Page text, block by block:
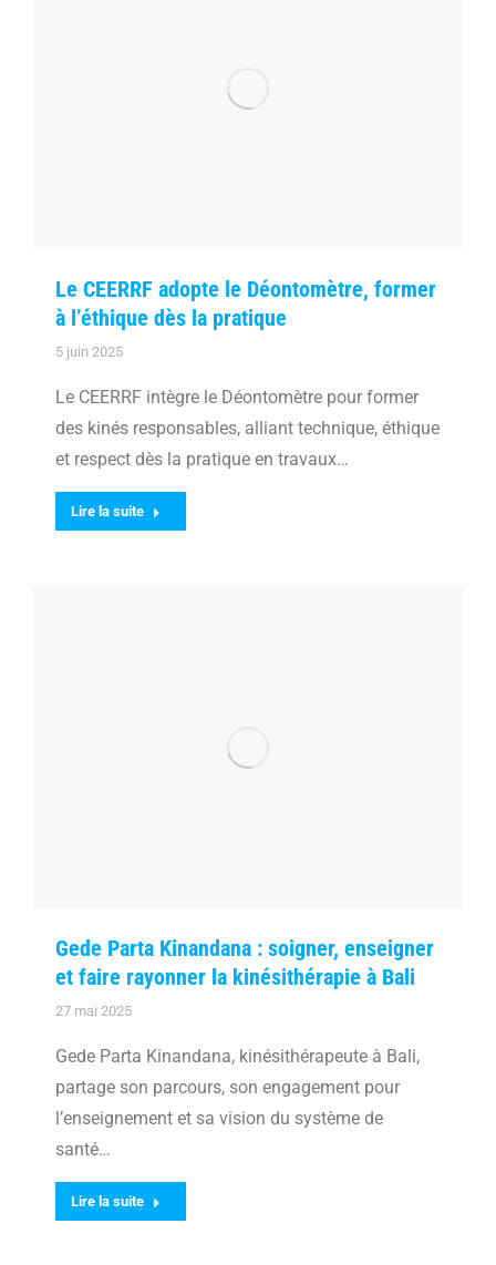
Le CEERRF adopte le Déontomètre, former
à l’éthique dès la pratique
5 juin 2025
Le CEERRF intègre le Déontomètre pour former
des kinés responsables, alliant technique, éthique
et respect dès la pratique en travaux…
Lire la suite
Gede Parta Kinandana : soigner, enseigner
et faire rayonner la kinésithérapie à Bali
27 mai 2025
Gede Parta Kinandana, kinésithérapeute à Bali,
partage son parcours, son engagement pour
l’enseignement et sa vision du système de
santé…
Lire la suite